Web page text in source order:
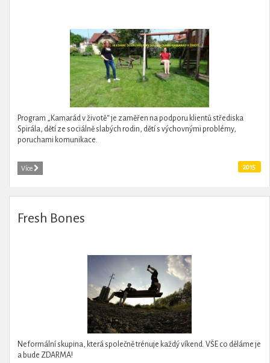
Program „Kamarád v životě“ je zaměřen na podporu klientů střediska
Spirála, dětí ze sociálně slabých rodin, dětí s výchovnými problémy,
poruchami komunikace.
Více 2015
Fresh Bones
Neformální skupina, která společně trénuje každý víkend. VŠE co děláme je
a bude ZDARMA!